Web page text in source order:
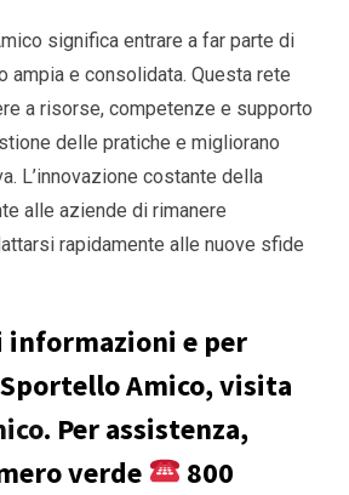
significa entrare a far parte di
ampia e consolidata. Questa rete
a risorse, competenze e supporto
delle pratiche e migliorano
L’innovazione costante della
alle aziende di rimanere
rapidamente alle nuove sfide
informazioni e per
Amico, visita
. Per assistenza,
verde
800